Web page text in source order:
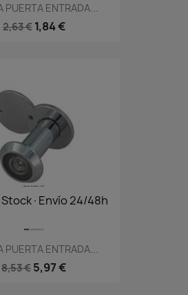
PUERTA ENTRADA...
2,63 € 1,84 €
Stock·Envío 24/48h
PUERTA ENTRADA...
8,53 € 5,97 €